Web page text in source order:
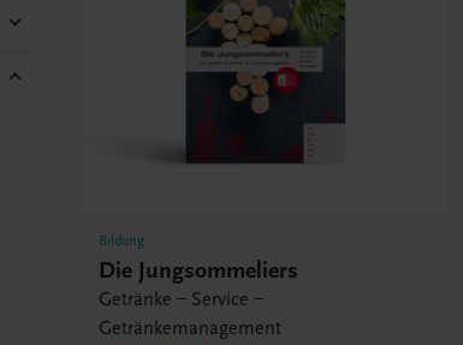
Bildung
Die Jungsommeliers
Getränke – Service –
Getränkemanagement